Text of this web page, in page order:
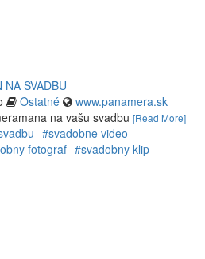
SVADBU
Ostatné
www.panamera.sk
na vašu svadbu [Read More]
#svadobne video
fotograf #svadobny klip